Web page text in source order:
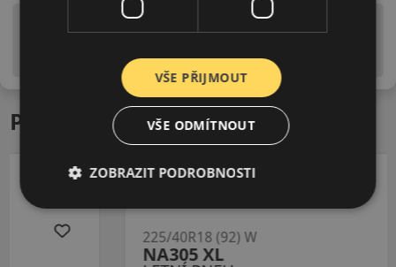
Upozornění! Hodnoty na štítku jsou pouze
is EU štítky ve smyslu dosud platné (předchozí) legislativy.
Podobné produkty
225/40R18 (92) W
VŠE PŘIJMOUT
VŠE ODMÍTNOUT
ZOBRAZIT PODROBNOSTI